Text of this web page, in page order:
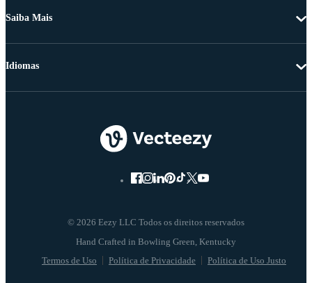
Saiba Mais
© 2026 Eezy LLC Todos os direitos reservados
Termos de Uso Política de Privacidade Política de Uso Justo
Idiomas